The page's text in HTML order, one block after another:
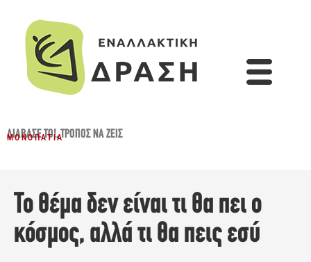
ΔΙΆΒΑΣΈ ΤΟ!,ΤΡΌΠΟΣ ΝΑ ΖΕΙΣ
ΜΟΝΟΠΆΤΙΑ
Το θέμα δεν είναι τι θα πει ο
κόσμος, αλλά τι θα πεις εσύ